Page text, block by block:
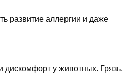
развитие аллергии и даже
дискомфорт у животных. Грязь,